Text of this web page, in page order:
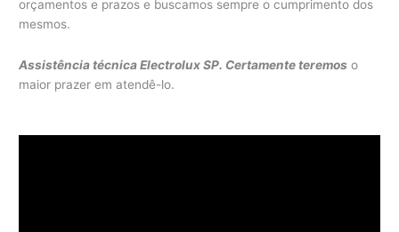
orçamentos e prazos e buscamos sempre o cumprimento dos
mesmos.
Assistência técnica Electrolux SP. Certamente teremos o
maior prazer em atendê-lo.